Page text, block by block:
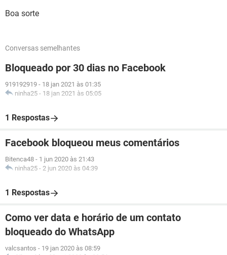
Boa sorte
Conversas semelhantes
Bloqueado por 30 dias no Facebook
919192919 - 18 jan 2021 às 01:35
ninha25 - 18 jan 2021 às 05:05
1 Respostas
Facebook bloqueou meus comentários
Bitenca48 - 1 jun 2020 às 21:43
ninha25 - 2 jun 2020 às 04:39
1 Respostas
Como ver data e horário de um contato
bloqueado do WhatsApp
valcsantos - 19 jan 2020 às 08:59